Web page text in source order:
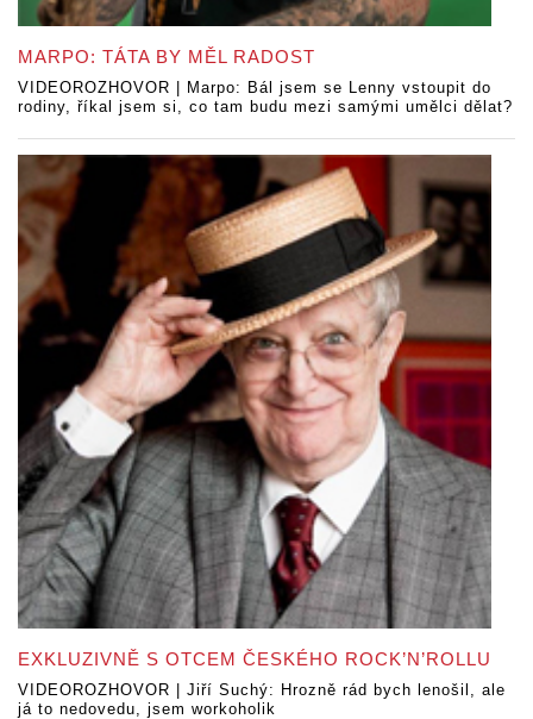
MARPO: TÁTA BY MĚL RADOST
VIDEOROZHOVOR | Marpo: Bál jsem se Lenny vstoupit do
rodiny, říkal jsem si, co tam budu mezi samými umělci dělat?
EXKLUZIVNĚ S OTCEM ČESKÉHO ROCK’N’ROLLU
VIDEOROZHOVOR | Jiří Suchý: Hrozně rád bych lenošil, ale
já to nedovedu, jsem workoholik